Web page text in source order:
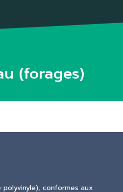
(forages)
polyvinyle), conformes aux